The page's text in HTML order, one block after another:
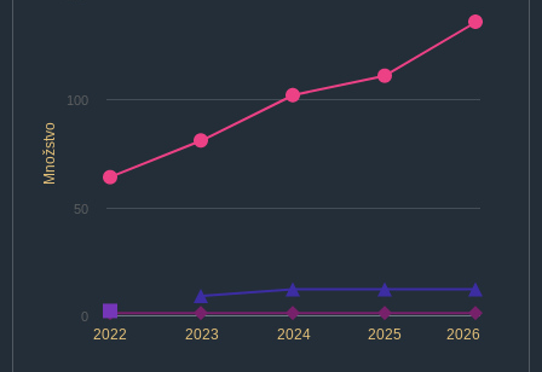
Množstvo
2022 2024 2026
2023 2025
0
50
100